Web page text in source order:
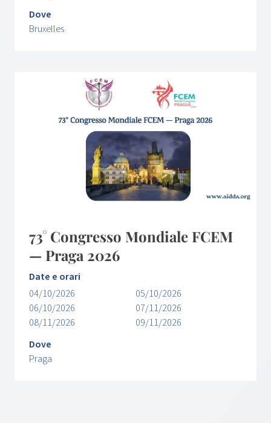
Dove
Bruxelles
73° Congresso Mondiale FCEM
— Praga 2026
Date e orari
04/10/2026
05/10/2026
06/10/2026
07/11/2026
08/11/2026
09/11/2026
Dove
Praga